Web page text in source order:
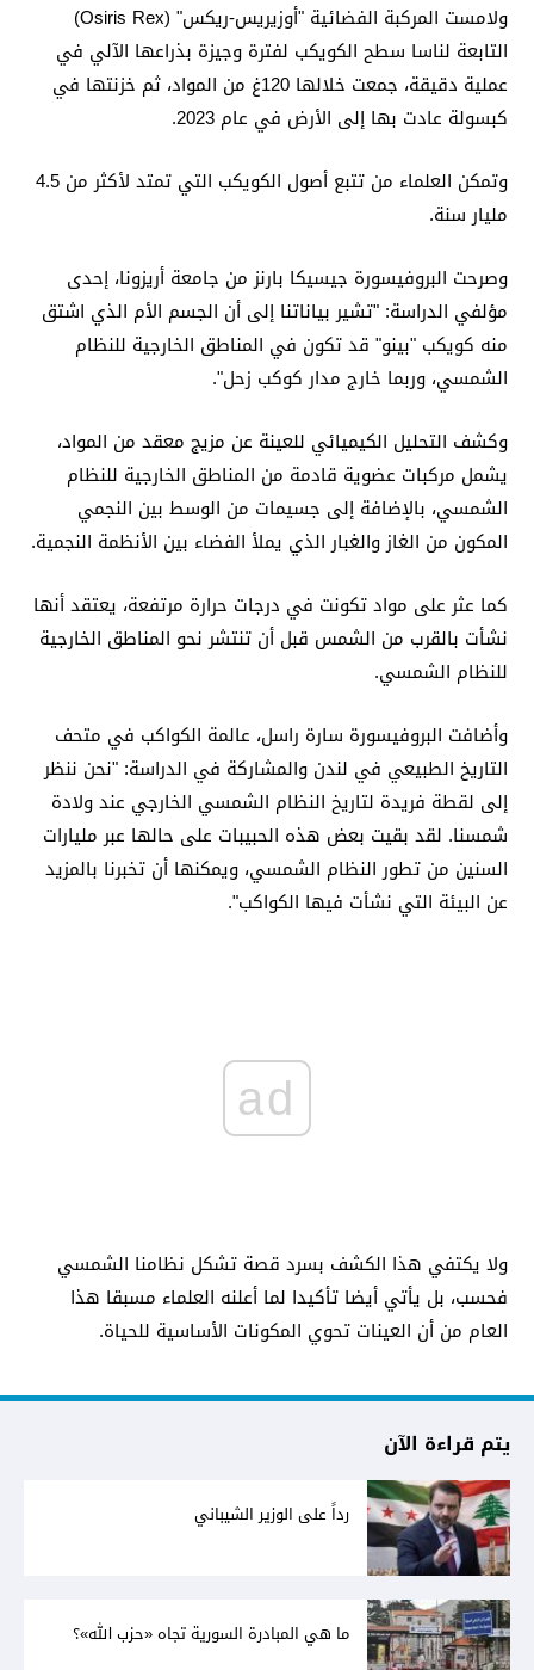
ولامست المركبة الفضائية "أوزيريس-ريكس" (Osiris Rex)
التابعة لناسا سطح الكويكب لفترة وجيزة بذراعها الآلي في
عملية دقيقة، جمعت خلالها 120غ من المواد، ثم خزنتها في
كبسولة عادت بها إلى الأرض في عام 2023.
وتمكن العلماء من تتبع أصول الكويكب التي تمتد لأكثر من 4.5
مليار سنة.
وصرحت البروفيسورة جيسيكا بارنز من جامعة أريزونا، إحدى
مؤلفي الدراسة: "تشير بياناتنا إلى أن الجسم الأم الذي اشتق
منه كويكب "بينو" قد تكون في المناطق الخارجية للنظام
الشمسي، وربما خارج مدار كوكب زحل".
وكشف التحليل الكيميائي للعينة عن مزيج معقد من المواد،
يشمل مركبات عضوية قادمة من المناطق الخارجية للنظام
الشمسي، بالإضافة إلى جسيمات من الوسط بين النجمي
المكون من الغاز والغبار الذي يملأ الفضاء بين الأنظمة النجمية.
كما عثر على مواد تكونت في درجات حرارة مرتفعة، يعتقد أنها
نشأت بالقرب من الشمس قبل أن تنتشر نحو المناطق الخارجية
للنظام الشمسي.
وأضافت البروفيسورة سارة راسل، عالمة الكواكب في متحف
التاريخ الطبيعي في لندن والمشاركة في الدراسة: "نحن ننظر
إلى لقطة فريدة لتاريخ النظام الشمسي الخارجي عند ولادة
شمسنا. لقد بقيت بعض هذه الحبيبات على حالها عبر مليارات
السنين من تطور النظام الشمسي، ويمكنها أن تخبرنا بالمزيد
عن البيئة التي نشأت فيها الكواكب".
ad
ولا يكتفي هذا الكشف بسرد قصة تشكل نظامنا الشمسي
فحسب، بل يأتي أيضا تأكيدا لما أعلنه العلماء مسبقا هذا
العام من أن العينات تحوي المكونات الأساسية للحياة.
يتم قراءة الآن
رداً على الوزير الشيباني
ما هي المبادرة السورية تجاه «حزب الله»؟